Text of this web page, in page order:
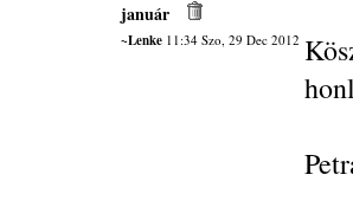
január
~Lenke11:34 Szo, 29 Dec 2012